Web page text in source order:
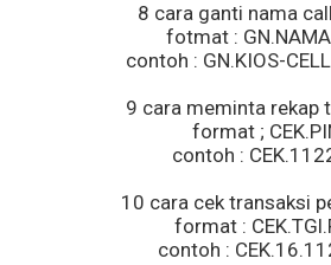
8 cara ganti nama
fotmat :
contoh : GN.KIOS-
9 cara meminta rekap
format ;
contoh :
10 cara cek transaksi
format :
contoh :